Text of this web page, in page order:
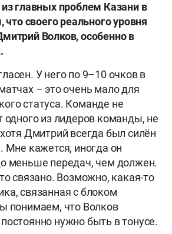
главных проблем Казани в
что своегореальногоуровня
Волков, особенно в
У него по 9–10 очков в
– это очень мало для
статуса. Команде не
одного из лидеров команды, не
Дмитрий всегда был силён
Мне кажется, иногда он
меньше передач, чем должен.
связано. Возможно, какая-то
связанная с блоком
понимаем, что Волков
нужно быть в тонусе.